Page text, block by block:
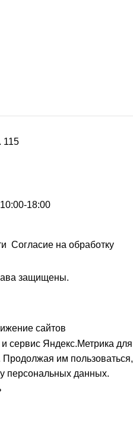
115
18:00
Согласие на обработку
защищены.
сайтов
сервис Яндекс.Метрика для
им пользоваться,
персональных данных.